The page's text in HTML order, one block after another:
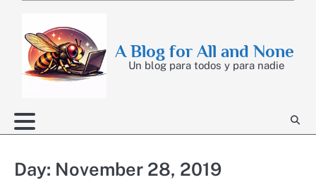
content
A Blog for All and None
Un blog para todos y para nadie
Day: November 28, 2019